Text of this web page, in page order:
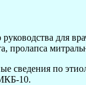
для
пролапса
сведения по
10.